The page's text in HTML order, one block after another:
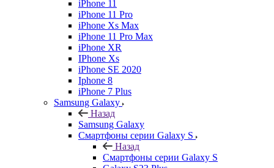
iPhone 11
iPhone 11 Pro
iPhone Xs Max
iPhone 11 Pro Max
iPhone XR
IPhone Xs
iPhone SE 2020
Iphone 8
iPhone 7 Plus
Samsung Galaxy
Назад
Samsung Galaxy
Смартфоны серии Galaxy S
Назад
Смартфоны серии Galaxy S